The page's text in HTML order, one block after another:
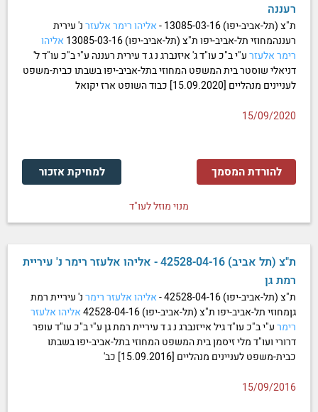
רעננה
ת"צ (תל-אביב-יפו) 13085-03-16 - אליהורימראלעזרנ' עירית
רעננהמחוזי תל-אביב-יפו ת"צ (תל-אביב-יפו) 13085-03-16
אליהו
רימראלעזרע"י ב"כ עו"ד ג' איזנברג נ ג ד עירית רעננה ע"י ב"כ עו"ד ל'
דניאלי שוסטר בית המשפט המחוזי בתל-אביב-יפו בשבתו כבית-משפט
לעניינים מנהליים [15.09.2020] כבוד השופט ארז יקואל
15/09/2020
להורדת המסמך למחיקת אזכור
מנוי מוזל לעו"ד
ת"צ (תל אביב) 42528-04-16 - אליהו אלעזר רימר נ' עיריית
רמת גן
ת"צ (תל-אביב-יפו) 42528-04-16 - אליהואלעזררימרנ' עיריית רמת
גןמחוזי תל-אביב-יפו ת"צ (תל-אביב-יפו) 42528-04-16
אליהואלעזר
רימרע"י ב"כ עו"ד גיל אייזנברג נ ג ד עיריית רמת גן ע"י ב"כ עו"ד עופר
דרורי ועו"ד מלי זיסמן בית המשפט המחוזי בתל-אביב-יפו בשבתו
כבית-משפט לעניינים מנהליים [15.09.2016] כב'
15/09/2016